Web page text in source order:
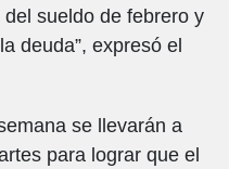
sueldo de febrero y
deuda”, expresó el
se llevarán a
para lograr que el